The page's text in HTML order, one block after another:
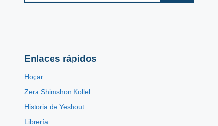
Enlaces rápidos
Hogar
Zera Shimshon Kollel
Historia de Yeshout
Librería